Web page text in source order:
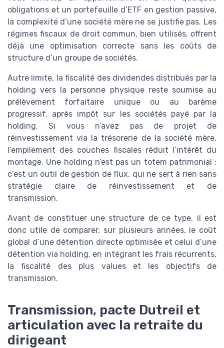
obligations et un portefeuille d’ETF en gestion passive,
la complexité d’une société mère ne se justifie pas. Les
régimes fiscaux de droit commun, bien utilisés, offrent
déjà une optimisation correcte sans les coûts de
structure d’un groupe de sociétés.
Autre limite, la fiscalité des dividendes distribués par la
holding vers la personne physique reste soumise au
prélèvement forfaitaire unique ou au barème
progressif, après impôt sur les sociétés payé par la
holding. Si vous n’avez pas de projet de
réinvestissement via la trésorerie de la société mère,
l’empilement des couches fiscales réduit l’intérêt du
montage. Une holding n’est pas un totem patrimonial ;
c’est un outil de gestion de flux, qui ne sert à rien sans
stratégie claire de réinvestissement et de
transmission.
Avant de constituer une structure de ce type, il est
donc utile de comparer, sur plusieurs années, le coût
global d’une détention directe optimisée et celui d’une
détention via holding, en intégrant les frais récurrents,
la fiscalité des plus values et les objectifs de
transmission.
Transmission, pacte Dutreil et
articulation avec la retraite du
dirigeant